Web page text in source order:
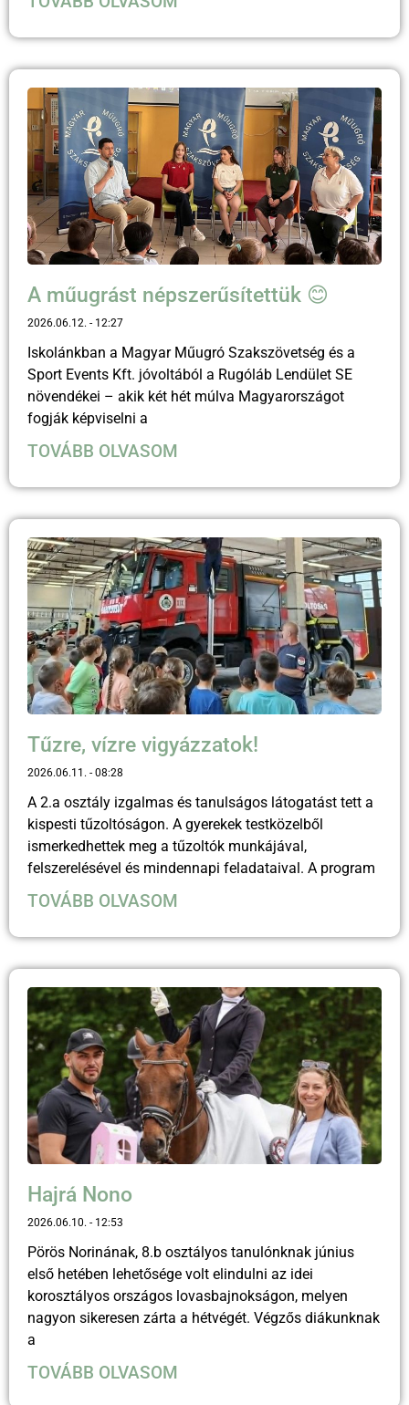
A műugrást népszerűsítettük 😊
2026.06.12. 12:27
Iskolánkban a Magyar Műugró Szakszövetség és a
Sport Events Kft. jóvoltából a Rugóláb Lendület SE
növendékei – akik két hét múlva Magyarországot
fogják képviselni a
TOVÁBB OLVASOM
Tűzre, vízre vigyázzatok!
2026.06.11. 08:28
A 2.a osztály izgalmas és tanulságos látogatást tett a
kispesti tűzoltóságon. A gyerekek testközelből
ismerkedhettek meg a tűzoltók munkájával,
felszerelésével és mindennapi feladataival. A program
TOVÁBB OLVASOM
Hajrá Nono
2026.06.10. 12:53
Pörös Norinának, 8.b osztályos tanulónknak június
első hetében lehetősége volt elindulni az idei
korosztályos országos lovasbajnokságon, melyen
nagyon sikeresen zárta a hétvégét. Végzős diákunknak
a
TOVÁBB OLVASOM